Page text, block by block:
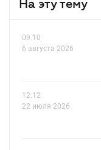
На эту тему
09.10
6 августа 2026
12.12
22 июля 2026